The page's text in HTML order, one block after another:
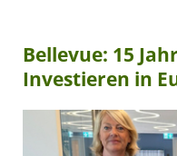
Bellevue: 15
Investieren in